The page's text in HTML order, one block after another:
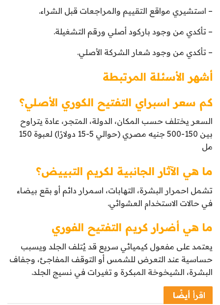
– استشيري مواقع التقييم والمراجعات قبل الشراء.
– تأكدي من وجود باركود أصلي ورقم التشغيلة.
– تأكدي من وجود شعار الشركة الأصلي.
أشهر الأسئلة المرتبطة
كم سعر اسبراي التفتيح الكوري الأصلي؟
السعر يختلف حسب المكان، الدولة، المتجر، عادة يتراوح
بين 150-500 جنيه مصري (حوالي 5-15 دولارًا) لعبوة 150
مل
ما هي الآثار الجانبية لكريم التبييض؟
تشمل احمرار البشرة، التهابات، اسمرار دائم أو بقع بيضاء
في حالات الاستخدام العشوائي.
ما هي أضرار كريم التفتيح الفوري
يعتمد على مفعول كيميائي سريع قد يُتلف الجلد ويسبب
حساسية عند التعرض للشمس أو التوقف المفاجئ، وجفاف
البشرة، الشيخوخة المبكرة و تغيرات في نسيج الجلد.
اقرأ أيضًا